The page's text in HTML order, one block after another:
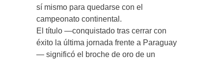
sí mismo para quedarse con el
campeonato continental.
El título —conquistado tras cerrar con
éxito la última jornada frente a Paraguay
— significó el broche de oro de un